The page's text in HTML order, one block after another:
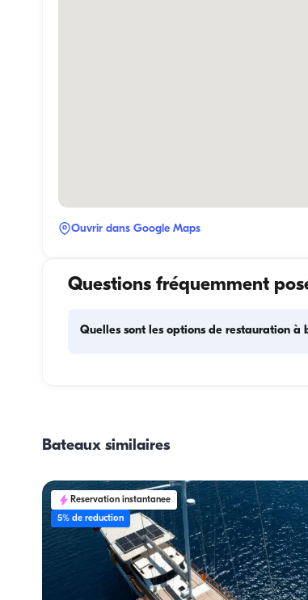
Ouvrir dans Google Maps
Questions fréquemment
Quelles sont les options de restauration à
des repas est assurée par l'équipage.
Bateaux similaires
Reservation instantanee
5% de reduction